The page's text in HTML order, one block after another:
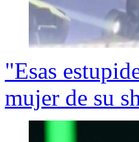
"Esas
mujer de su